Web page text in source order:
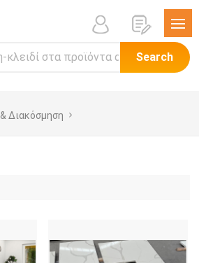
Search
Διακόσμηση